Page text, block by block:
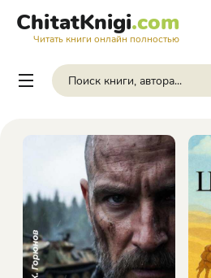
ChitatKnigi.com
Читать книги онлайн полностью